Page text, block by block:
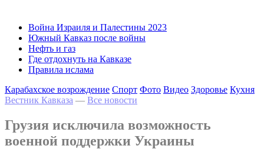
Война Израиля и Палестины 2023
Южный Кавказ после войны
Нефть и газ
Где отдохнуть на Кавказе
Правила ислама
Карабахское возрождение Спорт Фото Видео Здоровье Кухня
Вестник Кавказа — Все новости
Грузия исключила возможность
военной поддержки Украины